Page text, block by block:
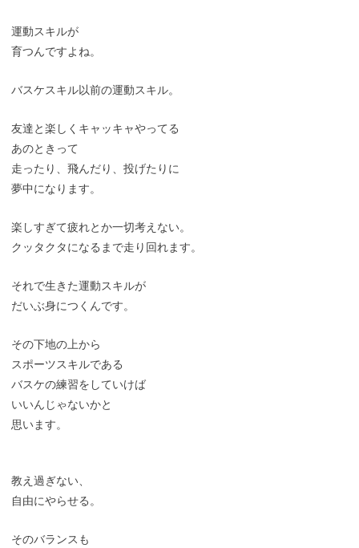
運動スキルが
育つんですよね。
バスケスキル以前の運動スキル。
友達と楽しくキャッキャやってる
あのときって
走ったり、飛んだり、投げたりに
夢中になります。
楽しすぎて疲れとか一切考えない。
クッタクタになるまで走り回れます。
それで生きた運動スキルが
だいぶ身につくんです。
その下地の上から
スポーツスキルである
バスケの練習をしていけば
いいんじゃないかと
思います。
教え過ぎない、
自由にやらせる。
そのバランスも